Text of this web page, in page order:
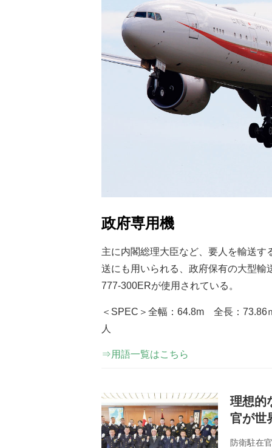
政府専用機
主に内閣総理大臣など、要人を輸送
送にも用いられる、政府保有の大型
777-300ERが使用されている。
＜SPEC＞全幅：64.8m 全長：
人
⇒用語一覧はこちら
理想的
官が世
防衛駐在